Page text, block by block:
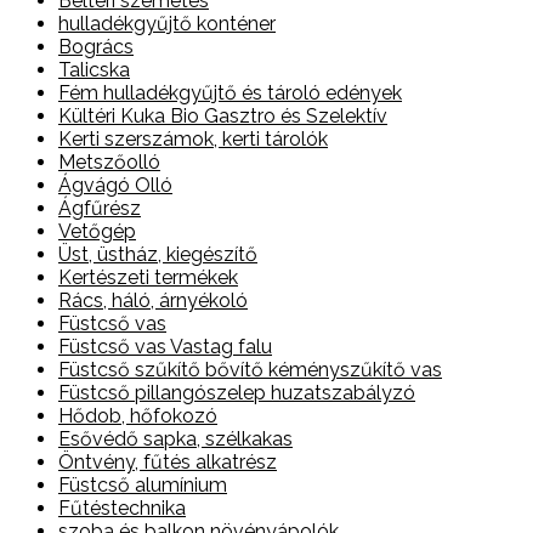
hulladékgyűjtő konténer
Bogrács
Talicska
Fém hulladékgyűjtő és tároló edények
Kültéri Kuka Bio Gasztro és Szelektív
Kerti szerszámok, kerti tárolók
Metszőolló
Ágvágó Olló
Ágfűrész
Vetőgép
Üst, üstház, kiegészítő
Kertészeti termékek
Rács, háló, árnyékoló
Füstcső vas
Füstcső vas Vastag falu
Füstcső szűkítő bővítő kéményszűkítő vas
Füstcső pillangószelep huzatszabályzó
Hődob, hőfokozó
Esővédő sapka, szélkakas
Öntvény, fűtés alkatrész
Füstcső alumínium
Fűtéstechnika